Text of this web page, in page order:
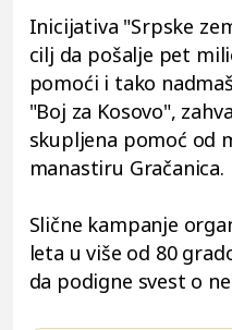
Inicijativa "Srpske
cilj da pošalje pet
pomoći i tako
"Boj za Kosovo",
skupljena pomoć od
manastiru Gračanica.
Slične kampanje
leta u više od 80
da podigne svest o